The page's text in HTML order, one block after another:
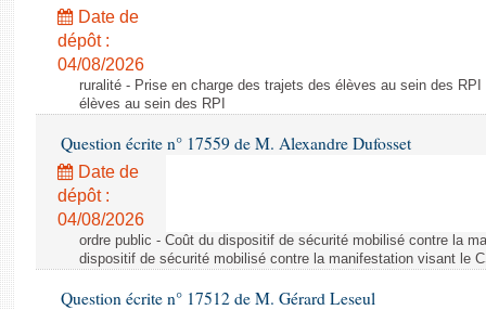
Date de
dépôt :
04/08/2026
ruralité - Prise en charge des trajets des élèves au sein des
élèves au sein des RPI
Question écrite n° 17559 de M. Alexandre Dufosset
Date de
dépôt :
04/08/2026
ordre public - Coût du dispositif de sécurité mobilisé contre la
dispositif de sécurité mobilisé contre la manifestation visant le
Question écrite n° 17512 de M. Gérard Leseul